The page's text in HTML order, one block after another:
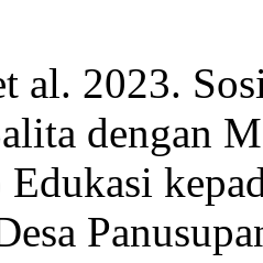
al. 2023.
dengan